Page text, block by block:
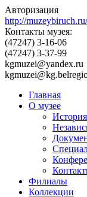
Авторизация
http://
Контакты музея:
(47247) 3-16-06
(47247) 3-37-99
kgmuzei@yandex.ru
Главная
О музее
Филиалы
Коллекции